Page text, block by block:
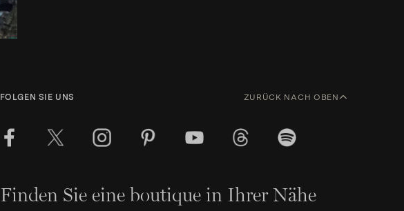
FOLGEN SIE UNS ZURÜCK NACH OBEN
Finden Sie eine boutique in Ihrer Nähe